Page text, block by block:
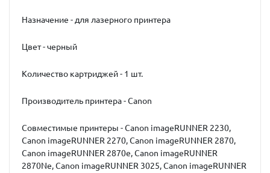
Назначение - для лазерного принтера
Цвет - черный
Количество картриджей - 1 шт.
Производитель принтера - Canon
Совместимые принтеры - Canon imageRUNNER 2230,
Canon imageRUNNER 2270, Canon imageRUNNER 2870,
Canon imageRUNNER 2870e, Canon imageRUNNER
2870Ne, Canon imageRUNNER 3025, Canon imageRUNNER